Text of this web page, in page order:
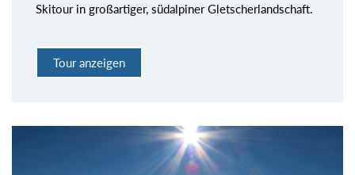
Skitour in großartiger, südalpiner Gletscherlandschaft.
Tour anzeigen